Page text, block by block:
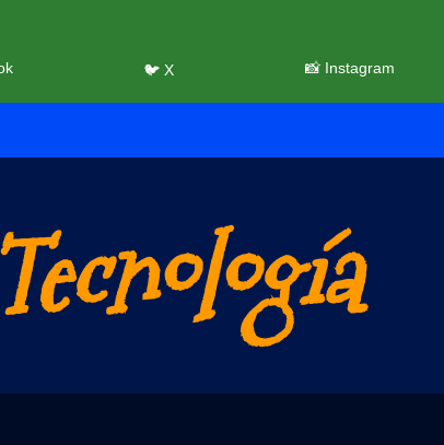
🐦 X 📸 Instagram